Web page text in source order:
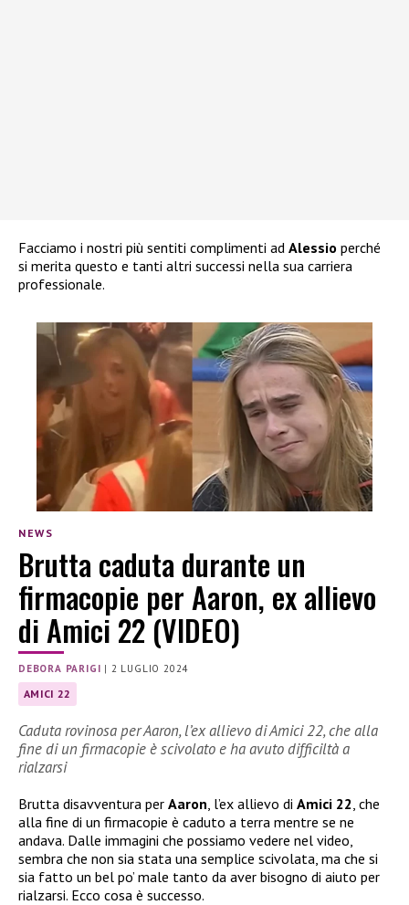
Facciamo i nostri più sentiti complimenti ad Alessio perché
si merita questo e tanti altri successi nella sua carriera
professionale.
NEWS
Brutta caduta durante un
firmacopie per Aaron, ex allievo
di Amici 22 (VIDEO)
DEBORA PARIGI | 2 LUGLIO 2024
AMICI 22
Caduta rovinosa per Aaron, l’ex allievo di Amici 22, che alla
fine di un firmacopie è scivolato e ha avuto difficiltà a
rialzarsi
Brutta disavventura per Aaron, l’ex allievo di Amici 22, che
alla fine di un firmacopie è caduto a terra mentre se ne
andava. Dalle immagini che possiamo vedere nel video,
sembra che non sia stata una semplice scivolata, ma che si
sia fatto un bel po’ male tanto da aver bisogno di aiuto per
rialzarsi. Ecco cosa è successo.